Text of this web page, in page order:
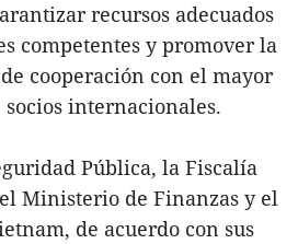
recursos adecuados
competentes y promover la
cooperación con el mayor
internacionales.
Pública, la Fiscalía
Ministerio de Finanzas y el
de acuerdo con sus